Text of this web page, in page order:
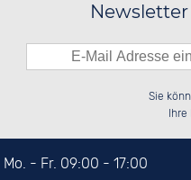
Sie
| Mo. - Fr. 09:00 - 17:00